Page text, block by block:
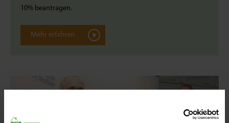
10% beantragen.
Mehr erfahren